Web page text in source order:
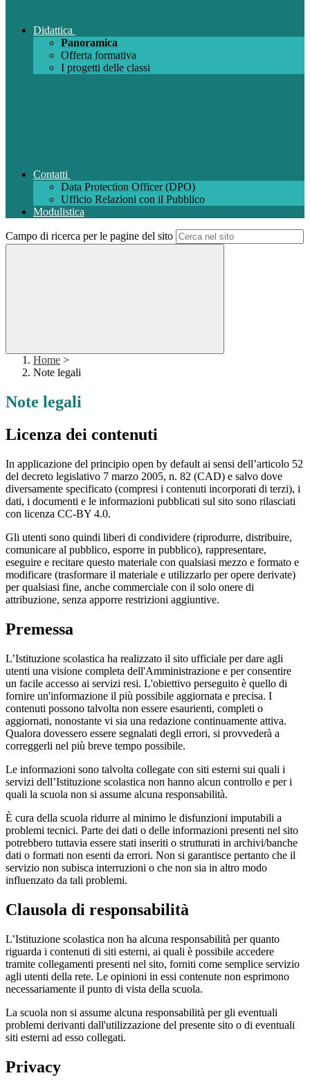
Didattica
Panoramica
Offerta formativa
I progetti delle classi
Contatti
Data Protection Officer (DPO)
Ufficio Relazioni con il Pubblico
Modulistica
Campo di ricerca per le pagine del sito
Home >
Note legali
Note legali
Licenza dei contenuti
In applicazione del principio open by default ai sensi dell’articolo 52
del decreto legislativo 7 marzo 2005, n. 82 (CAD) e salvo dove
diversamente specificato (compresi i contenuti incorporati di terzi), i
dati, i documenti e le informazioni pubblicati sul sito sono rilasciati
con licenza CC-BY 4.0.
Gli utenti sono quindi liberi di condividere (riprodurre, distribuire,
comunicare al pubblico, esporre in pubblico), rappresentare,
eseguire e recitare questo materiale con qualsiasi mezzo e formato e
modificare (trasformare il materiale e utilizzarlo per opere derivate)
per qualsiasi fine, anche commerciale con il solo onere di
attribuzione, senza apporre restrizioni aggiuntive.
Premessa
L’Istituzione scolastica ha realizzato il sito ufficiale per dare agli
utenti una visione completa dell'Amministrazione e per consentire
un facile accesso ai servizi resi. L'obiettivo perseguito è quello di
fornire un'informazione il più possibile aggiornata e precisa. I
contenuti possono talvolta non essere esaurienti, completi o
aggiornati, nonostante vi sia una redazione continuamente attiva.
Qualora dovessero essere segnalati degli errori, si provvederà a
correggerli nel più breve tempo possibile.
Le informazioni sono talvolta collegate con siti esterni sui quali i
servizi dell’Istituzione scolastica non hanno alcun controllo e per i
quali la scuola non si assume alcuna responsabilità.
È cura della scuola ridurre al minimo le disfunzioni imputabili a
problemi tecnici. Parte dei dati o delle informazioni presenti nel sito
potrebbero tuttavia essere stati inseriti o strutturati in archivi/banche
dati o formati non esenti da errori. Non si garantisce pertanto che il
servizio non subisca interruzioni o che non sia in altro modo
influenzato da tali problemi.
Clausola di responsabilità
L’Istituzione scolastica non ha alcuna responsabilità per quanto
riguarda i contenuti di siti esterni, ai quali è possibile accedere
tramite collegamenti presenti nel sito, forniti come semplice servizio
agli utenti della rete. Le opinioni in essi contenute non esprimono
necessariamente il punto di vista della scuola.
La scuola non si assume alcuna responsabilità per gli eventuali
problemi derivanti dall'utilizzazione del presente sito o di eventuali
siti esterni ad esso collegati.
Privacy